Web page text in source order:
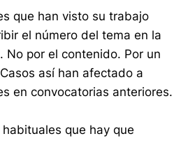
que han visto su trabajo
el número del tema en la
No por el contenido. Por un
así han afectado a
en convocatorias anteriores.
que hay que